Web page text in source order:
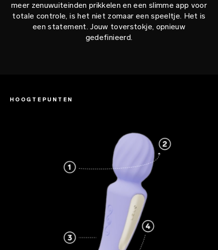
meer zenuwuiteinden prikkelen en een slimme app voor
totale controle, is het niet zomaar een speeltje. Het is
een statement. Jouw toverstokje, opnieuw
gedefinieerd.
HOOGTEPUNTEN